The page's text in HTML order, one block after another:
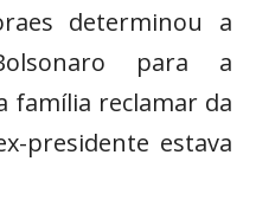
determinou a
para a
família reclamar da
presidente estava